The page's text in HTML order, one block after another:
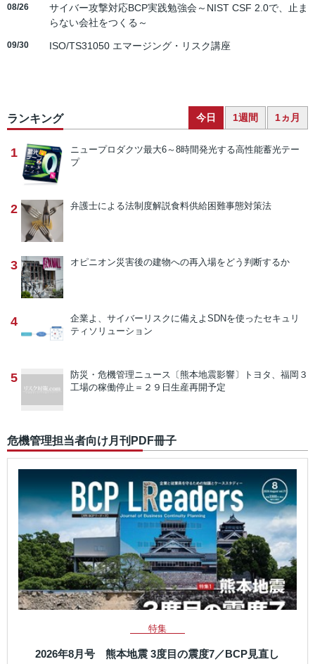
08/26
サイバー攻撃対応BCP実践勉強会～NIST CSF 2.0で、止ま
らない会社をつくる～
09/30 ISO/TS31050 エマージング・リスク講座
ランキング 今日 1週間 1ヵ月
1 ニュープロダクツ最大6～8時間発光する高性能蓄光テー
プ
2 弁護士による法制度解説食料供給困難事態対策法
3 オピニオン災害後の建物への再入場をどう判断するか
4 企業よ、サイバーリスクに備えよ SDNを使ったセキュリ
ティソリューション
5 防災・危機管理ニュース 〔熊本地震影響〕トヨタ、福岡３
工場の稼働停止＝２９日生産再開予定
危機管理担当者向け月刊PDF冊子
特集
2026年8月号 熊本地震 3度目の震度7／BCP見直し